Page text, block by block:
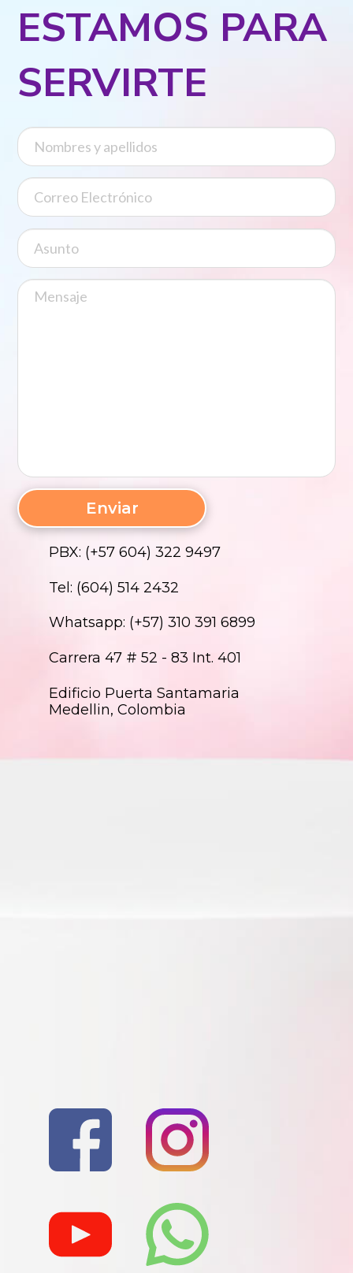
ESTAMOS PARA
SERVIRTE
PBX: (+57 604) 322 9497
Tel: (604) 514 2432
Whatsapp: (+57) 310 391 6899
Carrera 47 # 52 - 83 Int. 401
Edificio Puerta Santamaria
Medellin, Colombia